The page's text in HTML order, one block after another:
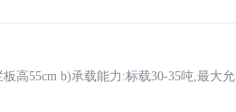
高55cm b)承载能力:标载30-35吨,最大允